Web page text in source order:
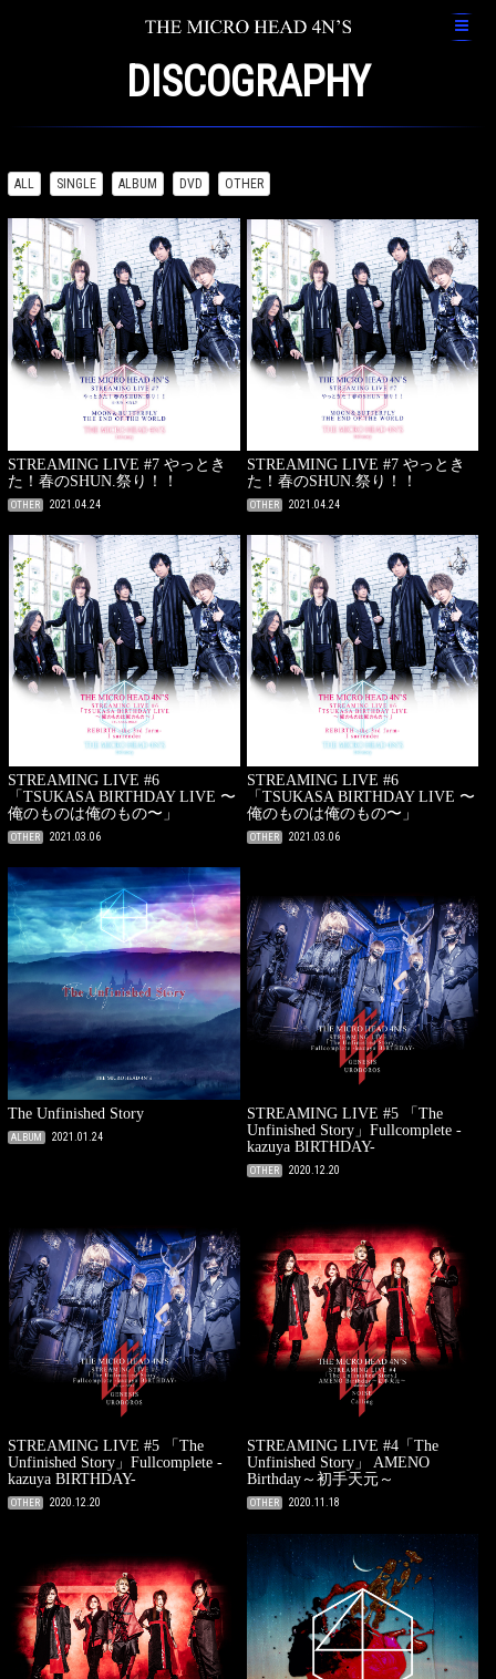
DISCOGRAPHY
ALL SINGLE ALBUM DVD OTHER
STREAMING LIVE #7 やっとき
た！春のSHUN.祭り！！
OTHER 2021.04.24
STREAMING LIVE #7 やっとき
た！春のSHUN.祭り！！
OTHER 2021.04.24
STREAMING LIVE #6
「TSUKASA BIRTHDAY LIVE 〜
俺のものは俺のもの〜」
OTHER 2021.03.06
STREAMING LIVE #6
「TSUKASA BIRTHDAY LIVE 〜
俺のものは俺のもの〜」
OTHER 2021.03.06
The Unfinished Story
ALBUM 2021.01.24
STREAMING LIVE #5 「The
Unfinished Story」Fullcomplete -
kazuya BIRTHDAY-
OTHER 2020.12.20
STREAMING LIVE #5 「The
Unfinished Story」Fullcomplete -
kazuya BIRTHDAY-
OTHER 2020.12.20
STREAMING LIVE #4「The
Unfinished Story」 AMENO
Birthday～初手天元～
OTHER 2020.11.18